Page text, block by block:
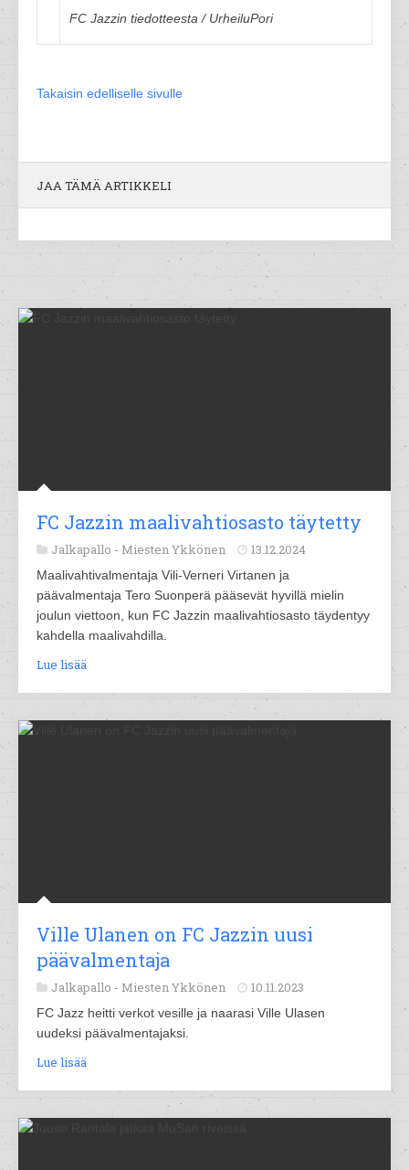
FC Jazzin tiedotteesta / UrheiluPori
Takaisin edelliselle sivulle
JAA TÄMÄ ARTIKKELI
FC Jazzin maalivahtiosasto täytetty
Jalkapallo - Miesten Ykkönen 13.12.2024
Maalivahtivalmentaja Vili-Verneri Virtanen ja
päävalmentaja Tero Suonperä pääsevät hyvillä mielin
joulun viettoon, kun FC Jazzin maalivahtiosasto täydentyy
kahdella maalivahdilla.
Lue lisää
Ville Ulanen on FC Jazzin uusi
päävalmentaja
Jalkapallo - Miesten Ykkönen 10.11.2023
FC Jazz heitti verkot vesille ja naarasi Ville Ulasen
uudeksi päävalmentajaksi.
Lue lisää